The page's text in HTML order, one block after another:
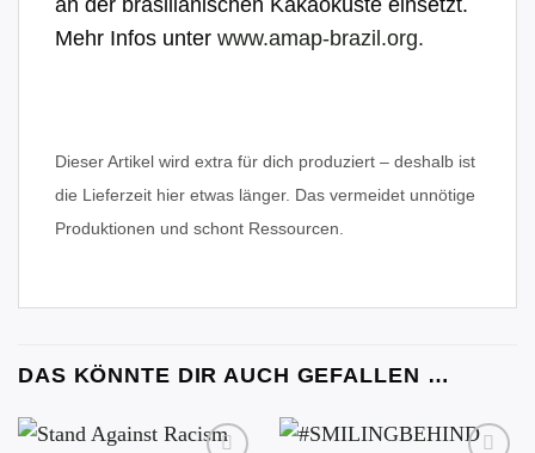
an der brasilianischen Kakaoküste einsetzt.
Mehr Infos unter www.amap-brazil.org.
Dieser Artikel wird extra für dich produziert – deshalb ist
die Lieferzeit hier etwas länger. Das vermeidet unnötige
Produktionen und schont Ressourcen.
DAS KÖNNTE DIR AUCH GEFALLEN …